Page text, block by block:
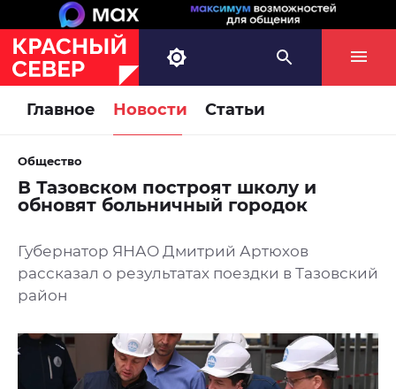
Главное Новости Статьи
Общество
В Тазовском построят школу и
обновят больничный городок
Губернатор ЯНАО Дмитрий Артюхов
рассказал о результатах поездки в Тазовский
район